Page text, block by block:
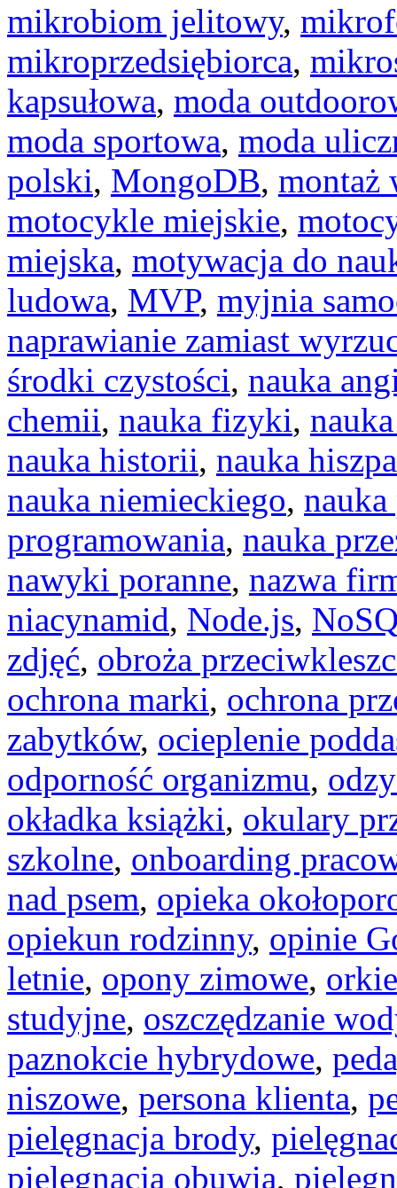
mikrobiom jelitowy,
mikroprzedsiębiorca,
kapsułowa, moda
moda sportowa, moda
polski, MongoDB, montaż
motocykle miejskie,
miejska, motywacja do
ludowa, MVP, myjnia
naprawianie zamiast
środki czystości, nauka
chemii, nauka fizyki,
nauka historii, nauka
nauka niemieckiego,
programowania, nauka
nawyki poranne, nazwa
niacynamid, Node.js,
zdjęć, obroża
ochrona marki, ochrona
zabytków, ocieplenie
odporność organizmu,
okładka książki, okulary
szkolne, onboarding
nad psem, opieka
opiekun rodzinny, opinie
letnie, opony zimowe,
studyjne, oszczędzanie
paznokcie hybrydowe,
niszowe, persona klienta,
pielęgnacja brody,
pielęgnacja obuwia,